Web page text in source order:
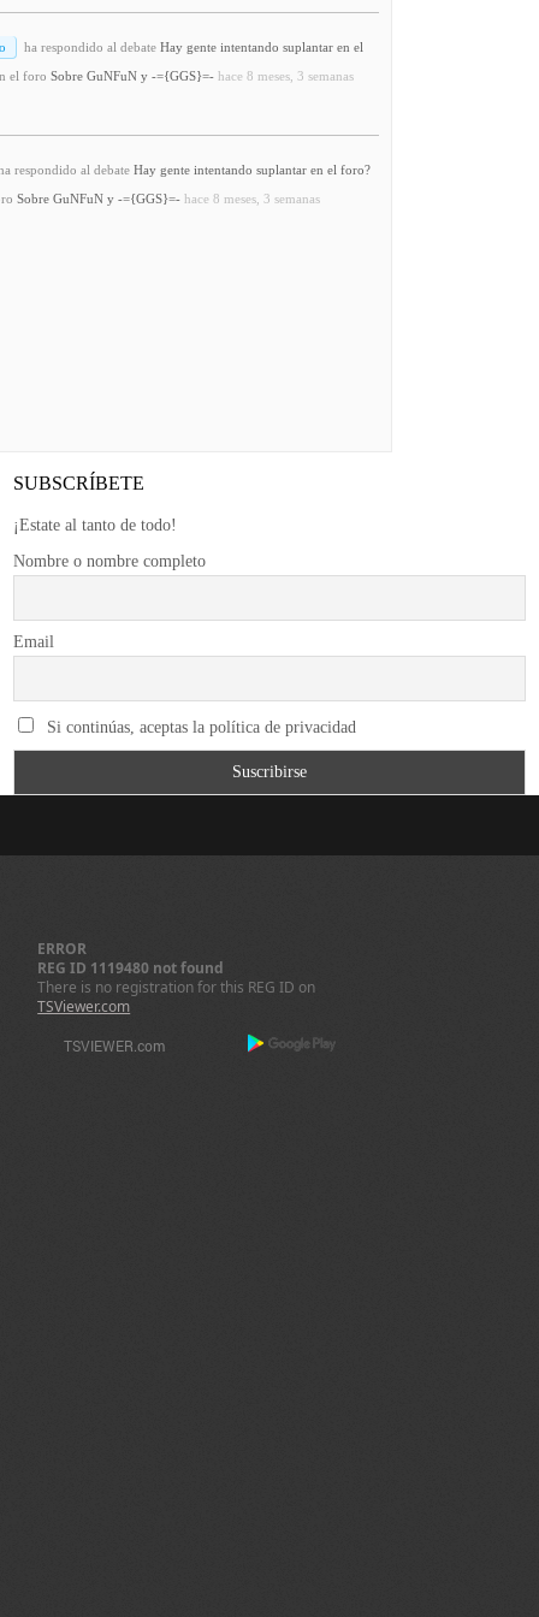
ha respondido al debate Hay gente intentando suplantar en el
el foro Sobre GuNFuN y -={GGS}=- hace 8 meses, 3 semanas
respondido al debate Hay gente intentando suplantar en el foro?
Sobre GuNFuN y -={GGS}=- hace 8 meses, 3 semanas
SUBSCRÍBETE
¡Estate al tanto de todo!
Nombre o nombre completo
Email
Si continúas, aceptas la política de privacidad
ERROR
REG ID 1119480 not found
There is no registration for this REG ID on
TSViewer.com